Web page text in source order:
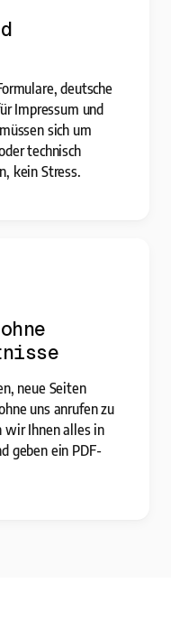
deutsche
Impressum und
sich um
technisch
kein Stress.
neue Seiten
uns anrufen zu
wir Ihnen alles in
geben ein PDF-